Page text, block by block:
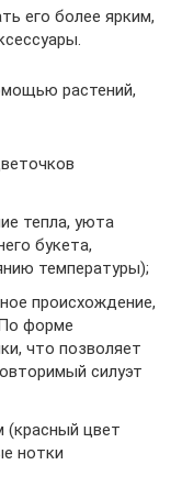
его более ярким,
растений,
тепла, уюта
букета,
температуры);
происхождение,
форме
что позволяет
силуэт
(красный цвет
нотки